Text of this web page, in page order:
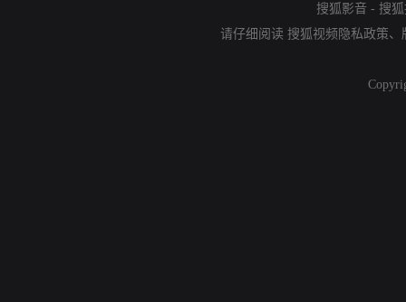
搜狐影音 - 搜
请仔细阅读 搜狐视频隐私政策、